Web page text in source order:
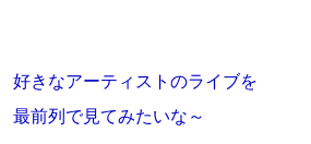
好きなアーティストのライブを
最前列で見てみたいな～